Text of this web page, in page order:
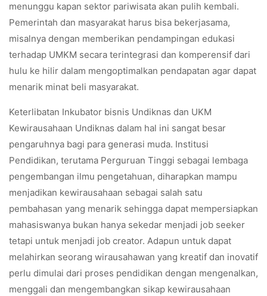
menunggu kapan sektor pariwisata akan pulih kembali.
Pemerintah dan masyarakat harus bisa bekerjasama,
misalnya dengan memberikan pendampingan edukasi
terhadap UMKM secara terintegrasi dan komperensif dari
hulu ke hilir dalam mengoptimalkan pendapatan agar dapat
menarik minat beli masyarakat.
Keterlibatan Inkubator bisnis Undiknas dan UKM
Kewirausahaan Undiknas dalam hal ini sangat besar
pengaruhnya bagi para generasi muda. Institusi
Pendidikan, terutama Perguruan Tinggi sebagai lembaga
pengembangan ilmu pengetahuan, diharapkan mampu
menjadikan kewirausahaan sebagai salah satu
pembahasan yang menarik sehingga dapat mempersiapkan
mahasiswanya bukan hanya sekedar menjadi job seeker
tetapi untuk menjadi job creator. Adapun untuk dapat
melahirkan seorang wirausahawan yang kreatif dan inovatif
perlu dimulai dari proses pendidikan dengan mengenalkan,
menggali dan mengembangkan sikap kewirausahaan